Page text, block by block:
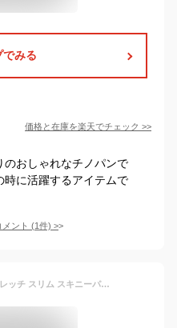
でみる
価格と在庫を楽天でチェック >>
おしゃれなチノパンで
に活躍するアイテムで
ント (1件) >
[Match マッチ] チノパン ストレッチ スリム スキニーパンツ カラーパンツ ズボン メンズ 大きいサイズ(5XL/42, ライトカーキ)